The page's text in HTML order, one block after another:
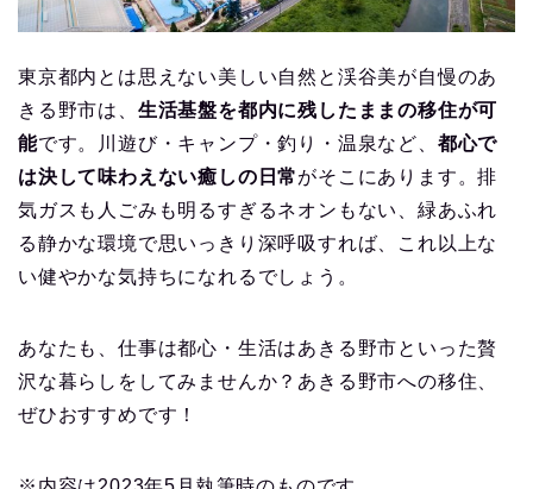
東京都内とは思えない美しい自然と渓谷美が自慢のあ
きる野市は、 生活基盤を都内に残したままの移住が可
能です。川遊び・キャンプ・釣り・温泉など、 都心で
は決して味わえない癒しの日常がそこにあります。排
気ガスも人ごみも明るすぎるネオンもない、緑あふれ
る静かな環境で思いっきり深呼吸すれば、これ以上な
い健やかな気持ちになれるでしょう。
あなたも、仕事は都心・生活はあきる野市といった贅
沢な暮らしをしてみませんか？あきる野市への移住、
ぜひおすすめです！